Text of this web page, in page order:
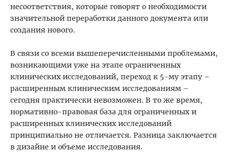
несоответствия, которые говорят о необходимости
значительной переработки данного документа или
создания нового.
В связи со всеми вышеперечисленными проблемами,
возникающими уже на этапе ограниченных
клинических исследований, переход к 5-му этапу –
расширенным клиническим исследованиям –
сегодня практически невозможен. В то же время,
нормативно-правовая база для ограниченных и
расширенных клинических исследований
принципиально не отличается. Разница заключается
в дизайне и объеме исследования.